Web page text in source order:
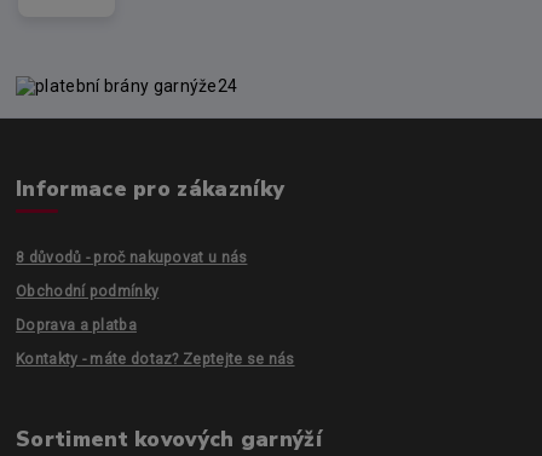
Informace pro zákazníky
8 důvodů - proč nakupovat u nás
Obchodní podmínky
Doprava a platba
Kontakty - máte dotaz? Zeptejte se nás
Sortiment kovových garnýží